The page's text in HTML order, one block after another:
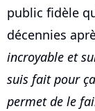
public fidèle
décennies
incroyable et
suis fait pour
permet de le